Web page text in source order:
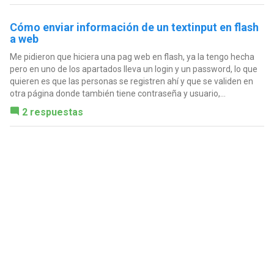
Cómo enviar información de un textinput en flash
a web
Me pidieron que hiciera una pag web en flash, ya la tengo hecha
pero en uno de los apartados lleva un login y un password, lo que
quieren es que las personas se registren ahí y que se validen en
otra página donde también tiene contraseña y usuario,...
2 respuestas